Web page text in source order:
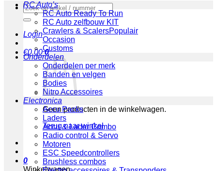
Zoeken
naar:
Login
€0.00 0
Geen producten in de winkelwagen.
Terug naar winkel
0
Winkelwagen
RC Auto’s
RC Auto Ready To Run
RC Auto zelfbouw KIT
Crawlers & Scalers
Occasion
Customs
Onderdelen
Onderdelen per merk
Banden en velgen
Bodies
Nitro Accessoires
Electronica
Accu Packs
Laders
Accu & Lader Combo
Radio control & Servo
Motoren
ESC Speedcontrollers
Brushless combos